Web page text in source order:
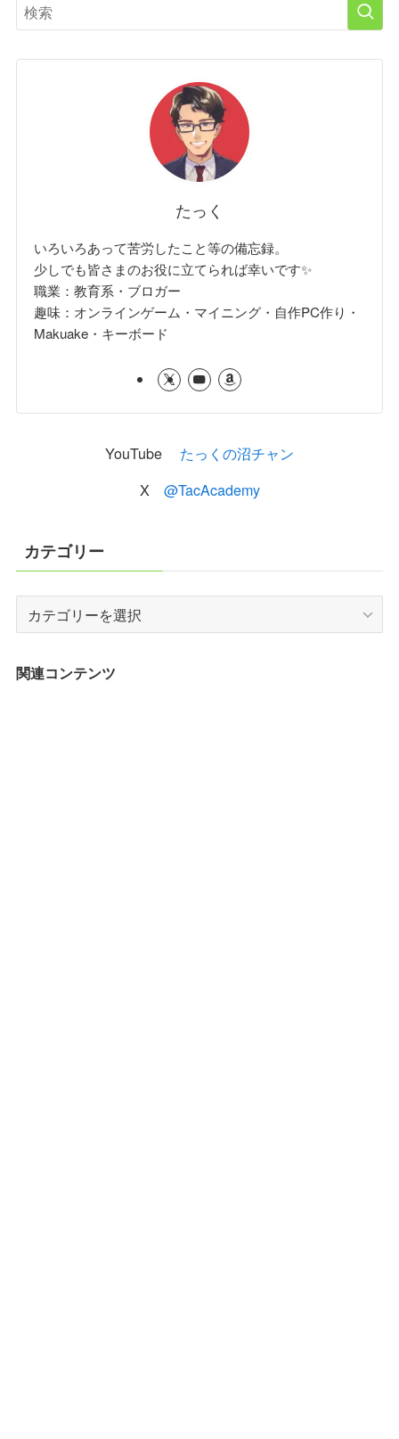
たっく
いろいろあって苦労したこと等の備忘録。
少しでも皆さまのお役に立てられば幸いです✨
職業：教育系・ブロガー
趣味：オンラインゲーム・マイニング・自作PC作り・
Makuake・キーボード
YouTube たっくの沼チャン
X @TacAcademy
カテゴリー
テ
リ
関連コンテンツ